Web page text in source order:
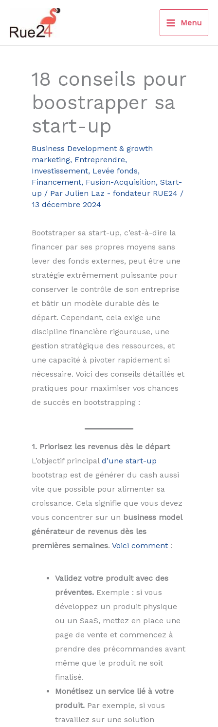
contenu
Menu
18 conseils pour
boostrapper sa
start-up
Business Development & growth
marketing, Entreprendre,
Investissement, Levée fonds,
Financement, Fusion-Acquisition, Start-
up / Par Julien Laz - fondateur RUE24 /
13 décembre 2024
Bootstraper sa start-up, c’est-à-dire la
financer par ses propres moyens sans
lever des fonds externes, peut être une
stratégie extrêmement puissante pour
conserver le contrôle de son entreprise
et bâtir un modèle durable dès le
départ. Cependant, cela exige une
discipline financière rigoureuse, une
gestion stratégique des ressources, et
une capacité à pivoter rapidement si
nécessaire. Voici des conseils détaillés et
pratiques pour maximiser vos chances
de succès en bootstrapping :
1. Priorisez les revenus dès le départ
L’objectif principal d’une start-up
bootstrap est de générer du cash aussi
vite que possible pour alimenter sa
croissance. Cela signifie que vous devez
vous concentrer sur un business model
générateur de revenus dès les
premières semaines. Voici comment :
Validez votre produit avec des
préventes. Exemple : si vous
développez un produit physique
ou un SaaS, mettez en place une
page de vente et commencez à
prendre des précommandes avant
même que le produit ne soit
finalisé.
Monétisez un service lié à votre
produit. Par exemple, si vous
travaillez sur une solution